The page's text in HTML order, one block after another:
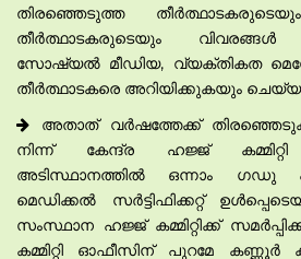
തിരഞ്ഞെടുത്ത
തീർത്ഥാടകരുടെയും വിവരങ്ങൾ
സോഷ്യൽ മീഡിയ, വ്യക്തികത
തീർത്ഥാടകരെ അറിയിക്കുകയും
അതാത് വർഷത്തേക്ക്
നിന്ന് കേന്ദ്ര ഹജ്ജ് കമ്മിറ്റി
അടിസ്ഥാനത്തിൽ ഒന്നാം ഗഡു
മെഡിക്കൽ സർട്ടിഫിക്കറ്റ്
സംസ്ഥാന ഹജ്ജ് കമ്മിറ്റിക്ക്
കമ്മിറ്റി ഓഫീസിന് പുറമേ കണ്ണൂർ